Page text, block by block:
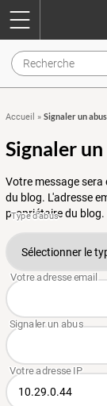
Accueil » Signaler un abus
Signaler un
Votre message sera
du blog. L'adresse
propriétaire du blog.